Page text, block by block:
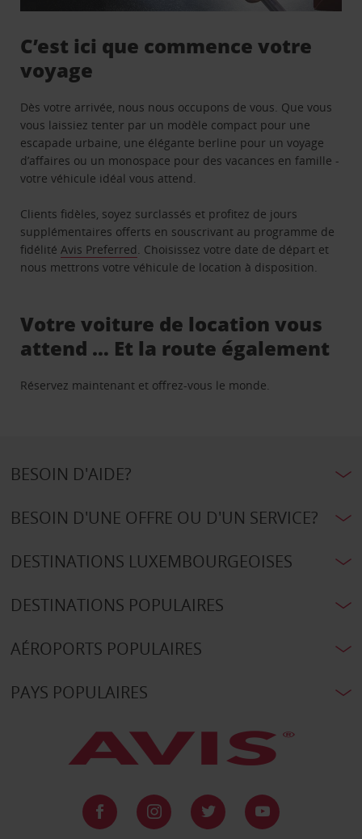
C’est ici que commence votre
voyage
Dès votre arrivée, nous nous occupons de vous. Que vous
vous laissiez tenter par un modèle compact pour une
escapade urbaine, une élégante berline pour un voyage
d’affaires ou un monospace pour des vacances en famille -
votre véhicule idéal vous attend.
Clients fidèles, soyez surclassés et profitez de jours
supplémentaires offerts en souscrivant au programme de
fidélitéAvis Preferred. Choisissez votre date de départ et
nous mettrons votre véhicule de location à disposition.
Votre voiture de location vous
attend … Et la route également
Réservez maintenant et offrez-vous le monde.
BESOIN D'AIDE?
BESOIN D'UNE OFFRE OU D'UN SERVICE?
DESTINATIONS LUXEMBOURGEOISES
DESTINATIONS POPULAIRES
AÉROPORTS POPULAIRES
PAYS POPULAIRES